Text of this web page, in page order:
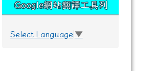
Google網站翻譯工具列
Select Language ▼